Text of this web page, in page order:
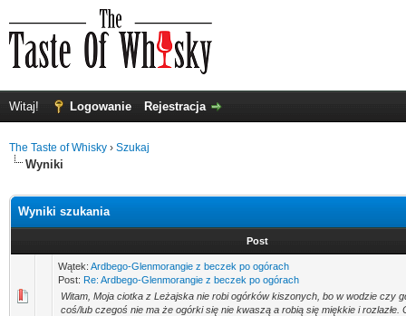
Witaj! Logowanie Rejestracja
The Taste of Whisky › Szukaj
Wyniki
Wyniki szukania
Post
Wątek: Ardbego-Glenmorangie z beczek po ogórach
Post: Re: Ardbego-Glenmorangie z beczek po ogórach
Witam, Moja ciotka z Leżajska nie robi ogórków kiszonych, bo w wodzie czy
coś/lub czegoś nie ma że ogórki się nie kwaszą a robią się miękkie i rozlazłe.